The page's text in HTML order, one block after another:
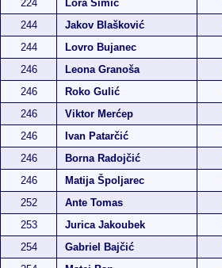
224 Lora Šimić
244
Jakov Blašković
244
Lovro Bujanec
246
Leona Granoša
246
Roko Gulić
246
Viktor Merćep
246
Ivan Patarčić
246
Borna Radojčić
246
Matija Špoljarec
252
Ante Tomas
253
Jurica Jakoubek
254
Gabriel Bajčić